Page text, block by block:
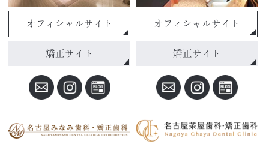
オフィシャルサイト
矯正サイト
オフィシャルサイト
矯正サイト